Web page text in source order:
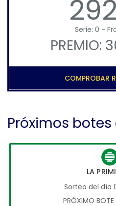
Serie: 0 -
PREMIO:
COMPROBAR
Próximos
LA
Sorteo del día
PRÓXIMO BOTE